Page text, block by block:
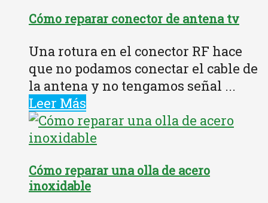
Cómo reparar conector de antena tv
Una rotura en el conector RF hace
que no podamos conectar el cable de
la antena y no tengamos señal ...
Leer Más
Cómo reparar una olla de acero
inoxidable